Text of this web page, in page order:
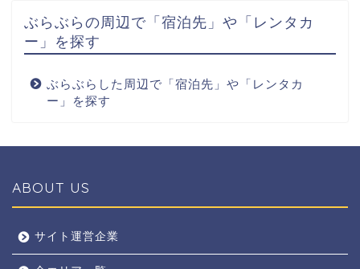
ぶらぶらの周辺で「宿泊先」や「レンタカ
ー」を探す
ぶらぶらした周辺で「宿泊先」や「レンタカ
ー」を探す
ABOUT US
サイト運営企業